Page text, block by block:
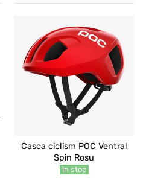
Casca ciclism POC Ventral
Spin Rosu
în stoc